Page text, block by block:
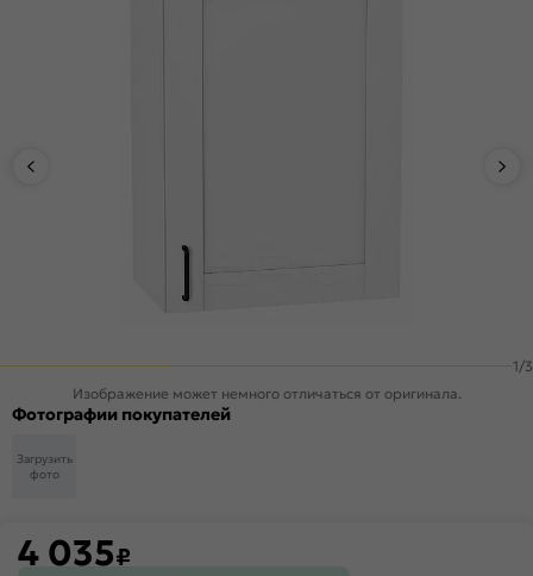
1/3
Изображение может немного отличаться от оригинала.
Фотографии покупателей
Загрузить
фото
4 035₽